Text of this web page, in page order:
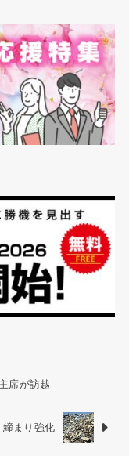
席が訪越
締まり強化